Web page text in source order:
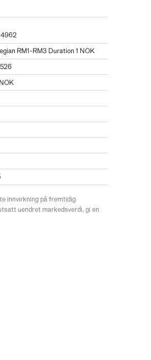
RM1-RM3 Duration 1 NOK
innvirkning på fremtidig
uendret markedsverdi, gi en